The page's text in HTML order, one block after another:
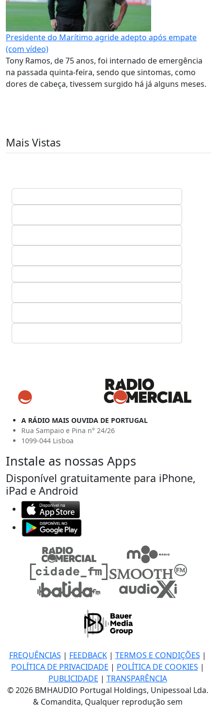
Presidente do Marítimo agride adepto após empate
(com vídeo)
Tony Ramos, de 75 anos, foi internado de emergência
na passada quinta-feira, sendo que sintomas, como
dores de cabeça, tivessem surgido há já alguns meses.
Mais Vistas
A RÁDIO MAIS OUVIDA DE PORTUGAL
Rua Sampaio e Pina n° 24/26
1099-044 Lisboa
Instale as nossas Apps
Disponível gratuitamente para iPhone,
iPad e Android
FREQUÊNCIAS | FEEDBACK| TERMOS E CONDIÇÕES |
POLÍTICA DE PRIVACIDADE | POLÍTICA DE COOKIES |
PUBLICIDADE | TRANSPARÊNCIA
© 2026 BMHAUDIO Portugal Holdings, Unipessoal Lda.
& Comandita, Qualquer reprodução sem